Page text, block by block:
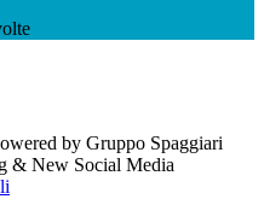
by Gruppo Spaggiari
& New Social Media